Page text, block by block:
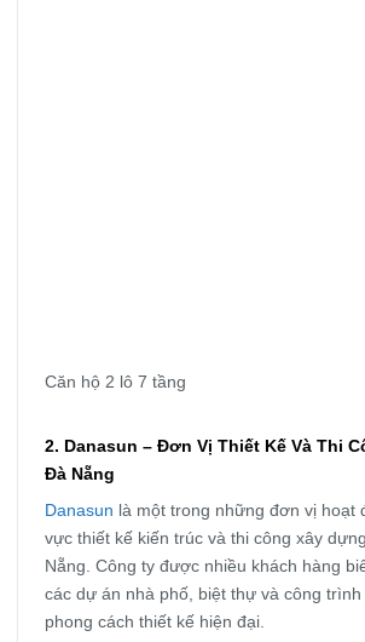
Căn hộ 2 lô 7 tầng
2. Danasun – Đơn Vị Thiết Kế Và Thi
Đà Nẵng
Danasun là một trong những đơn vị hoạt
vực thiết kế kiến trúc và thi công xây
Nẵng. Công ty được nhiều khách hàng
các dự án nhà phố, biệt thự và công
phong cách thiết kế hiện đại.